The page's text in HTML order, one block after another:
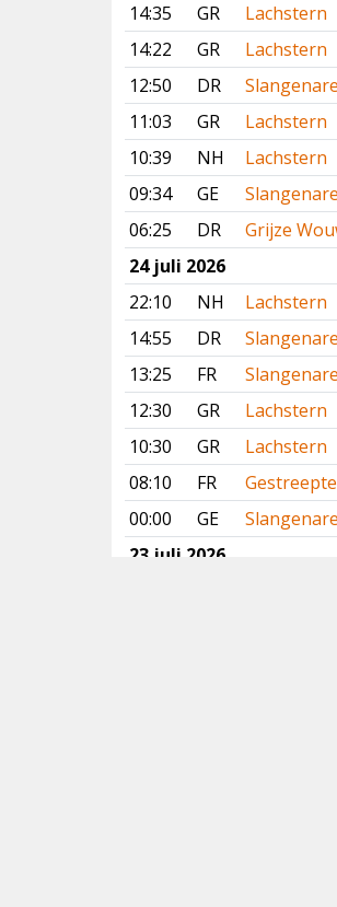
14:35
GR
Lachstern
14:22
GR
Lachstern
12:50
DR
11:03
GR
Lachstern
10:39
NH
Lachstern
09:34
GE
06:25
DR
Grijze
24 juli 2026
22:10
NH
Lachstern
14:55
DR
13:25
FR
12:30
GR
Lachstern
10:30
GR
Lachstern
08:10
FR
00:00
GE
23 juli 2026